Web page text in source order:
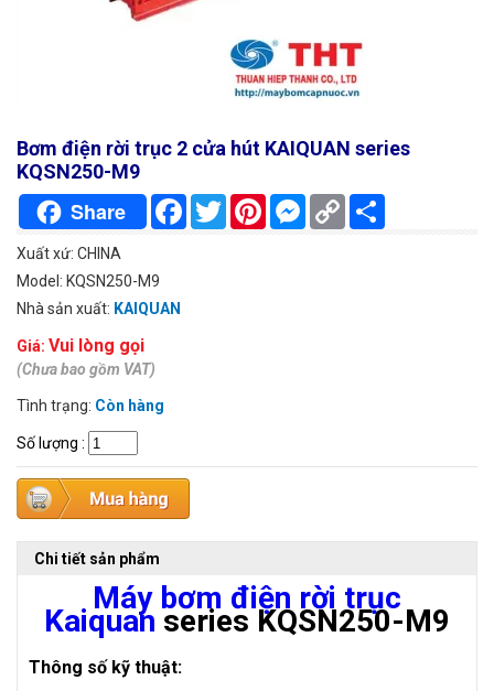
Bơm điện rời trục 2 cửa hút KAIQUAN series
KQSN250-M9
Share FacebookTwitterPinterestMessenger
Copy
Link
Xuất xứ: CHINA
Model: KQSN250-M9
Nhà sản xuất: KAIQUAN
Giá: Vui lòng gọi
(Chưa bao gồm VAT)
Tình trạng: Còn hàng
Số lượng :
Chi tiết sản phẩm
Máy bơm điện rời trục
Kaiquan series KQSN250-M9
Thông số kỹ thuật: